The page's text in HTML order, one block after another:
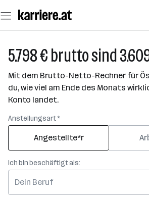
Seiteninhalt
springen
5.798 € brutto sind
Mit dem Brutto-Netto-Rechner für
du, wie viel am Ende des Monats
Konto landet.
Anstellungsart *
Angestellte*r
Ich bin beschäftigt als: